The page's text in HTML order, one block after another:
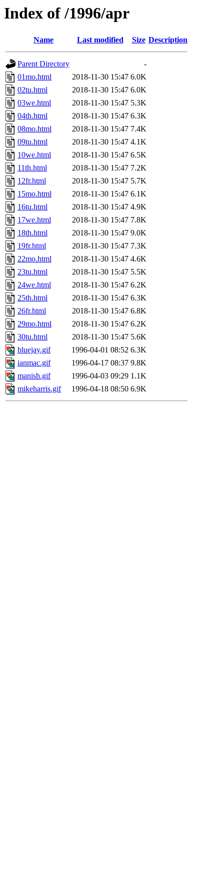
Index of /1996/apr
Name Last modified Size Description
Parent Directory
-
01mo.html
2018-11-30 15:47 6.0K
02tu.html
2018-11-30 15:47 6.0K
03we.html
2018-11-30 15:47 5.3K
04th.html
2018-11-30 15:47 6.3K
08mo.html
2018-11-30 15:47 7.4K
09tu.html
2018-11-30 15:47 4.1K
10we.html
2018-11-30 15:47 6.5K
11th.html
2018-11-30 15:47 7.2K
12fr.html
2018-11-30 15:47 5.7K
15mo.html
2018-11-30 15:47 6.1K
16tu.html
2018-11-30 15:47 4.9K
17we.html
2018-11-30 15:47 7.8K
18th.html
2018-11-30 15:47 9.0K
19fr.html
2018-11-30 15:47 7.3K
22mo.html
2018-11-30 15:47 4.6K
23tu.html
2018-11-30 15:47 5.5K
24we.html
2018-11-30 15:47 6.2K
25th.html
2018-11-30 15:47 6.3K
26fr.html
2018-11-30 15:47 6.8K
29mo.html
2018-11-30 15:47 6.2K
30tu.html
2018-11-30 15:47 5.6K
bluejay.gif
1996-04-01 08:52 6.3K
ianmac.gif
1996-04-17 08:37 9.8K
manish.gif
1996-04-03 09:29 1.1K
mikeharris.gif
1996-04-18 08:50 6.9K